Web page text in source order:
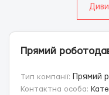
Прямий
Тип компанії:
Прямий
Контактна особа: